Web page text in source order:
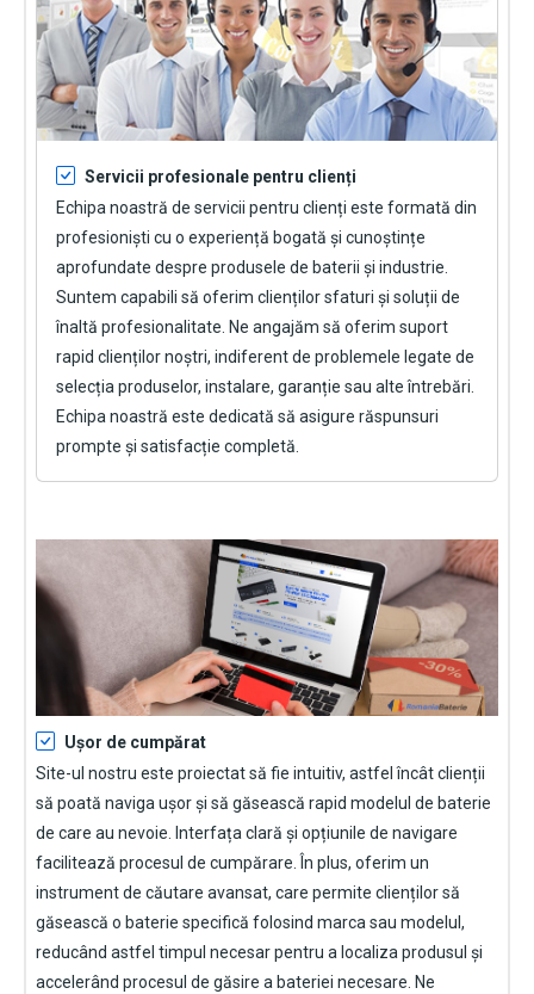
Servicii profesionale pentru clienți
Echipa noastră de servicii pentru clienți este formată din
profesioniști cu o experiență bogată și cunoștințe
aprofundate despre produsele de baterii și industrie.
Suntem capabili să oferim clienților sfaturi și soluții de
înaltă profesionalitate. Ne angajăm să oferim suport
rapid clienților noștri, indiferent de problemele legate de
selecția produselor, instalare, garanție sau alte întrebări.
Echipa noastră este dedicată să asigure răspunsuri
prompte și satisfacție completă.
Ușor de cumpărat
Site-ul nostru este proiectat să fie intuitiv, astfel încât clienții
să poată naviga ușor și să găsească rapid modelul de baterie
de care au nevoie. Interfața clară și opțiunile de navigare
facilitează procesul de cumpărare. În plus, oferim un
instrument de căutare avansat, care permite clienților să
găsească o baterie specifică folosind marca sau modelul,
reducând astfel timpul necesar pentru a localiza produsul și
accelerând procesul de găsire a bateriei necesare. Ne